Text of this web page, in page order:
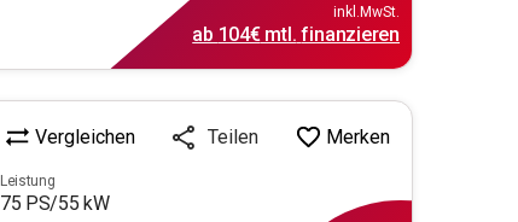
inkl.MwSt.
ab 104€mtl. finanzieren
Vergleichen Teilen Merken
Leistung
75 PS/55 kW